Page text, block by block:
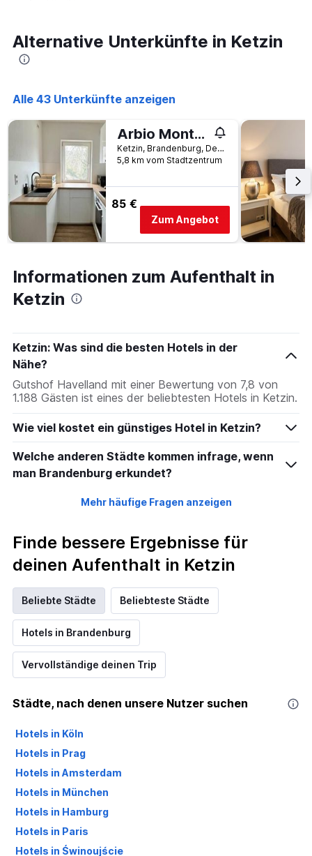
Alternative Unterkünfte in Ketzin
Alle 43 Unterkünfte anzeigen
Arbio Monteurzimmer Tremmen Parking Included
Ketzin, Brandenburg, Deutschland
5,8 km vom Stadtzentrum
85 €
Zum Angebot
Informationen zum Aufenthalt in
Ketzin
Ketzin: Was sind die besten Hotels in der
Nähe?
Gutshof Havelland mit einer Bewertung von 7,8 von
1.188 Gästen ist eines der beliebtesten Hotels in Ketzin.
Wie viel kostet ein günstiges Hotel in Ketzin?
Welche anderen Städte kommen infrage, wenn
man Brandenburg erkundet?
Mehr häufige Fragen anzeigen
Finde bessere Ergebnisse für
deinen Aufenthalt in Ketzin
Beliebte Städte Beliebteste Städte
Hotels in Brandenburg
Vervollständige deinen Trip
Städte, nach denen unsere Nutzer suchen
Hotels in Köln
Hotels in Prag
Hotels in Amsterdam
Hotels in München
Hotels in Hamburg
Hotels in Paris
Hotels in Świnoujście